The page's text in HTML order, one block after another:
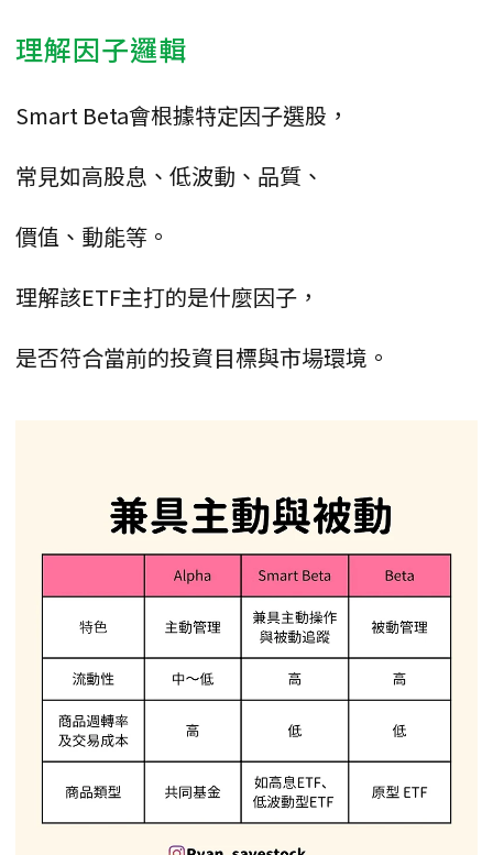
理解因子邏輯
Smart Beta會根據特定因子選股，
常見如高股息、低波動、品質、
價值、動能等。
理解該ETF主打的是什麼因子，
是否符合當前的投資目標與市場環境。